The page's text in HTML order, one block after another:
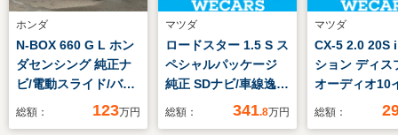
ホンダ
N-BOX 660 G L ホン
ダセンシング 純正ナ
ビ/電動スライド/バッ
総額： 123万円
マツダ
ロードスター 1.5 S ス
ペシャルパッケージ
純正 SDナビ/車線逸脱
防止支援システム/ヘ
総額： 341.8万円
マツダ
CX-5 2.0 20S
ション ディス
オーディオ10
アイアクティ
総額：